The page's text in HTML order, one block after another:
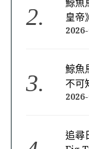
皇帝》
鯨魚
不可
追尋